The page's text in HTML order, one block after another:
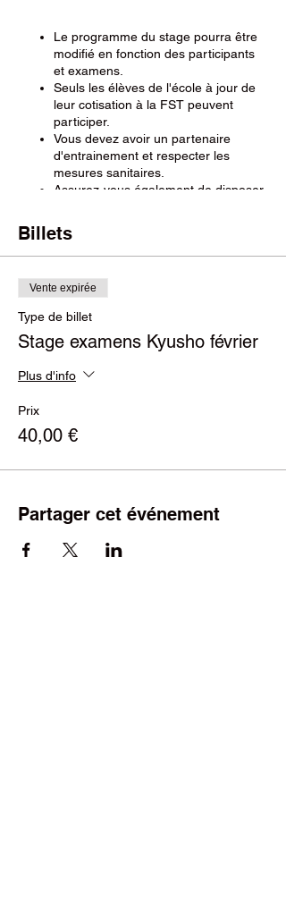
Le programme du stage pourra être
modifié en fonction des participants
et examens.
Seuls les élèves de l'école à jour de
leur cotisation à la FST peuvent
participer.
Vous devez avoir un partenaire
d'entrainement et respecter les
mesures sanitaires.
Assurez-vous également de disposer
adéquate vous permettant d'émettre
et recevoir l'audio et la vidéo.
Billets
Vente expirée
Type de billet
Stage examens Kyusho février
Plus d'info
Prix
40,00 €
Partager cet événement